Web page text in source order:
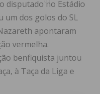
disputado no Estádio
um dos golos do SL
apontaram
vermelha.
benfiquista juntou
à Taça da Liga e